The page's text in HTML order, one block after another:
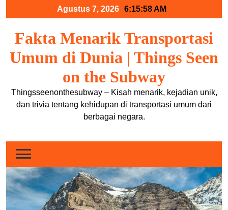
Agustus 7, 2026 6:15:58 AM
Fakta Menarik Transportasi
Umum di Dunia | Things Seen
on the Subway
Thingsseenonthesubway – Kisah menarik, kejadian unik,
dan trivia tentang kehidupan di transportasi umum dari
berbagai negara.